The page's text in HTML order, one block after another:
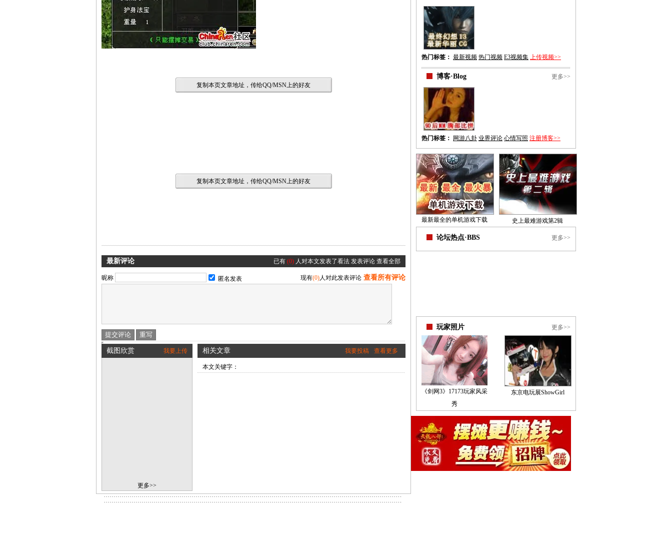
复制本页文章地址，传给QQ/MSN上的好友
复制本页文章地址，传给QQ/MSN上的好友
最新评论 已有 (0) 人对本文发表了看法 发表评论 查看全部
昵称 匿名发表 现有(0)人对此发表评论 查看所有评论
我要上传
截图欣赏
更多>>
查看更多
我要投稿
相关文章
本文关键字：
热门标签： 最新视频 热门视频 E3视频集 上传视频>>
更多>>
博客·Blog
热门标签： 网游八卦 业界评论 心情写照 注册博客>>
最新最全的单机游戏下载 史上最难游戏第2辑
更多>>
论坛热点·BBS
更多>>
玩家照片
《剑网3》17173玩家风采
秀
东京电玩展ShowGirl